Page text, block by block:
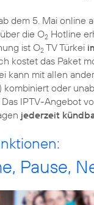
dem 5. Mai online
die O2 Hotline
ist O2 TV Türkei
kostet das Paket
kann mit allen
kombiniert oder
IPTV-Angebot
jederzeit
Pause,